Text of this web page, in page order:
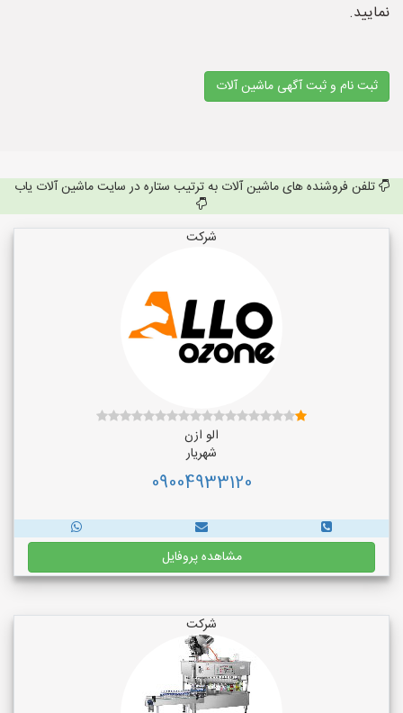
نمایید.
ثبت نام و ثبت آگهی ماشین آلات
تلفن فروشنده های ماشین آلات به ترتیب ستاره در سایت ماشین آلات یاب
شرکت
الو ازن
شهریار
09004933120
مشاهده پروفایل
شرکت